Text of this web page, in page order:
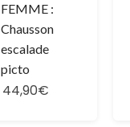
FEMME :
Chausson
escalade
picto
44,90€